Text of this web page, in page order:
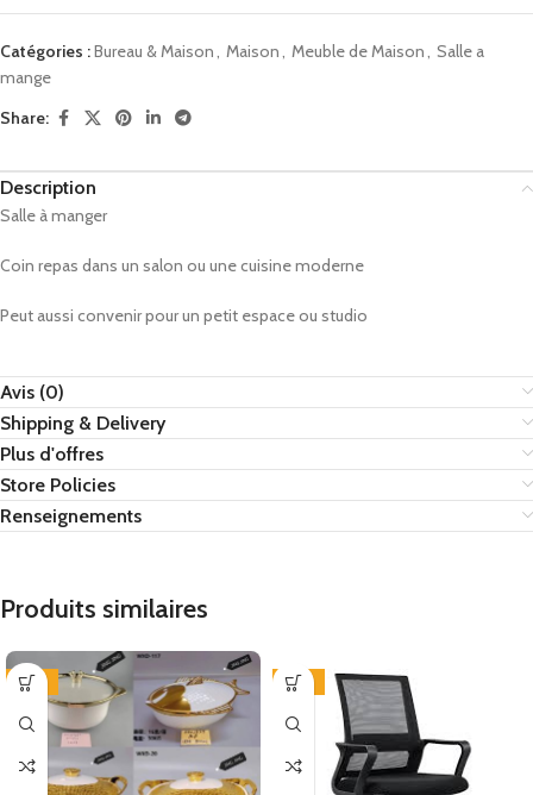
Catégories :Bureau & Maison, Maison, Meuble de Maison, Salle a
mange
Share:
Description
Salle à manger
Coin repas dans un salon ou une cuisine moderne
Peut aussi convenir pour un petit espace ou studio
Avis (0)
Shipping & Delivery
Plus d'offres
Store Policies
Renseignements
Produits similaires
-25% -27%